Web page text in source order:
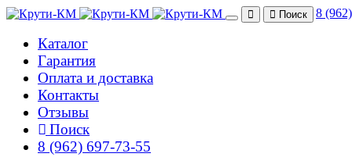
Поиск 8
Каталог
Гарантия
Оплата и доставка
Контакты
Отзывы
Поиск
8 (962) 697-73-55